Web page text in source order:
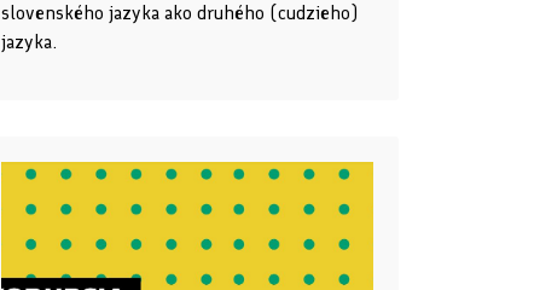
slovenského jazyka ako druhého (cudzieho)
jazyka.